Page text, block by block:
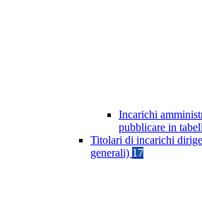
Incarichi
pubblicare in
Titolari di incarichi
generali) 17